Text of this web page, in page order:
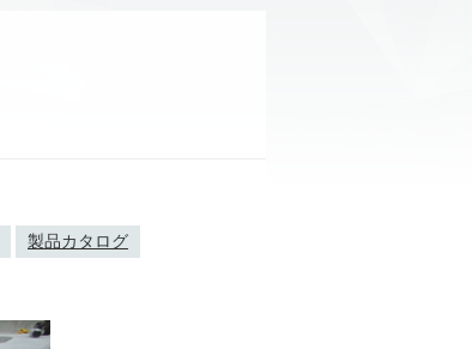
製品カタログ